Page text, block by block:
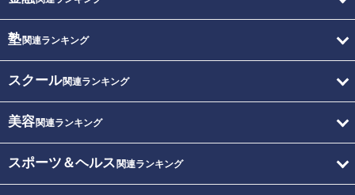
塾関連ランキング
スクール関連ランキング
美容関連ランキング
スポーツ＆ヘルス 関連ランキング